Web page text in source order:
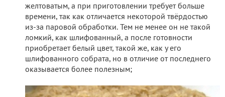
желтоватым, а при приготовлении требует больше
времени, так как отличается некоторой твёрдостью
из-за паровой обработки. Тем не менее он не такой
ломкий, как шлифованный, а после готовности
приобретает белый цвет, такой же, как у его
шлифованного собрата, но в отличие от последнего
оказывается более полезным;